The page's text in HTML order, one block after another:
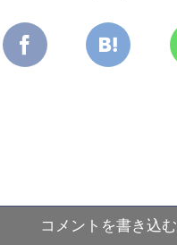
コメントを書き込む